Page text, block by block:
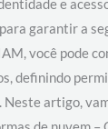
e
garantir a
você pode
definindo
artigo,